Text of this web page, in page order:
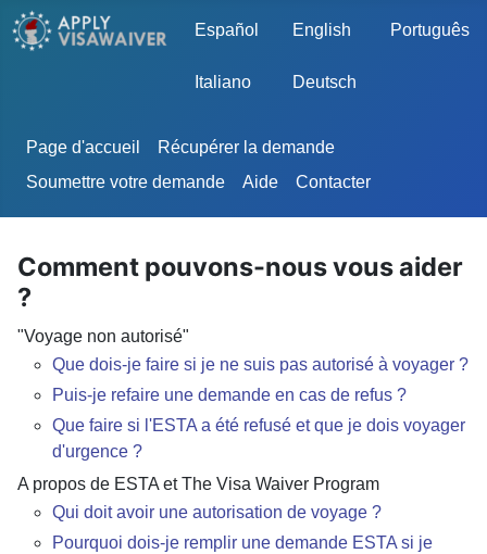
Sélectionnez votre langue
Español English Português
Italiano Deutsch
Page d'accueil
Récupérer la demande
Soumettre votre demande
Aide Contacter
Comment pouvons-nous vous aider
?
"Voyage non autorisé"
Que dois-je faire si je ne suis pas autorisé à voyager ?
Puis-je refaire une demande en cas de refus ?
Que faire si l'ESTA a été refusé et que je dois voyager
d'urgence ?
A propos de ESTA et The Visa Waiver Program
Qui doit avoir une autorisation de voyage ?
Pourquoi dois-je remplir une demande ESTA si je